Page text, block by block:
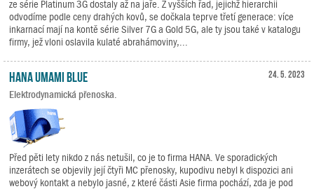
ze série Platinum 3G dostaly až na jaře. Z vyšších řad, jejichž hierarchii
odvodíme podle ceny drahých kovů, se dočkala teprve třetí generace: více
inkarnací mají na kontě série Silver 7G a Gold 5G, ale ty jsou také v katalogu
firmy, jež vloni oslavila kulaté abrahámoviny,...
24. 5. 2023
HANA Umami Blue
Elektrodynamická přenoska.
Před pěti lety nikdo z nás netušil, co je to firma HANA. Ve sporadických
inzerátech se objevily její čtyři MC přenosky, kupodivu nebyl k dispozici ani
webový kontakt a nebylo jasné, z které části Asie firma pochází, zda je pod